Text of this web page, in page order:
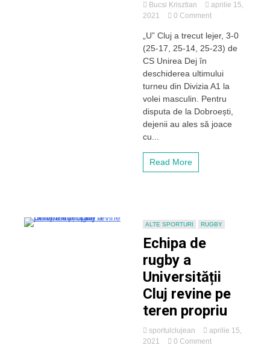
Bucsi Krisztian
aprilie 15,
2021
0 Commenton
Cluj
trece
de
Dej.
Urmează
Explorări
Baia
„U” Cluj a trecut lejer, 3-0
(25-17, 25-14, 25-23) de
CS Unirea Dej în
deschiderea ultimului
turneu din Divizia A1 la
volei masculin. Pentru
disputa de la Dobroești,
dejenii au ales să joace
cu...
Read More
ALTE SPORTURI RUGBY
Echipa de
rugby a
Universității
Cluj revine pe
teren propriu
sportulclujean
aprilie 15,
2021
0 Commenton